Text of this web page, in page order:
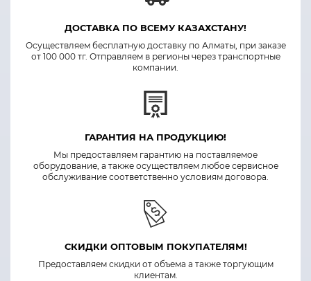
ДОСТАВКА ПО ВСЕМУ КАЗАХСТАНУ!
Осуществляем бесплатную доставку по Алматы, при заказе
от 100 000 тг. Отправляем в регионы через транспортные
компании.
ГАРАНТИЯ НА ПРОДУКЦИЮ!
Мы предоставляем гарантию на поставляемое
оборудование, а также осуществляем любое сервисное
обслуживание соответственно условиям договора.
СКИДКИ ОПТОВЫМ ПОКУПАТЕЛЯМ!
Предоставляем скидки от объема а также торгующим
клиентам.